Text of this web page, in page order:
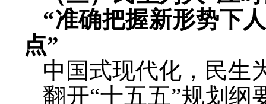
“准确把握新形势下
点”
中国式现代化，民生
翻开“十五五”规划纲